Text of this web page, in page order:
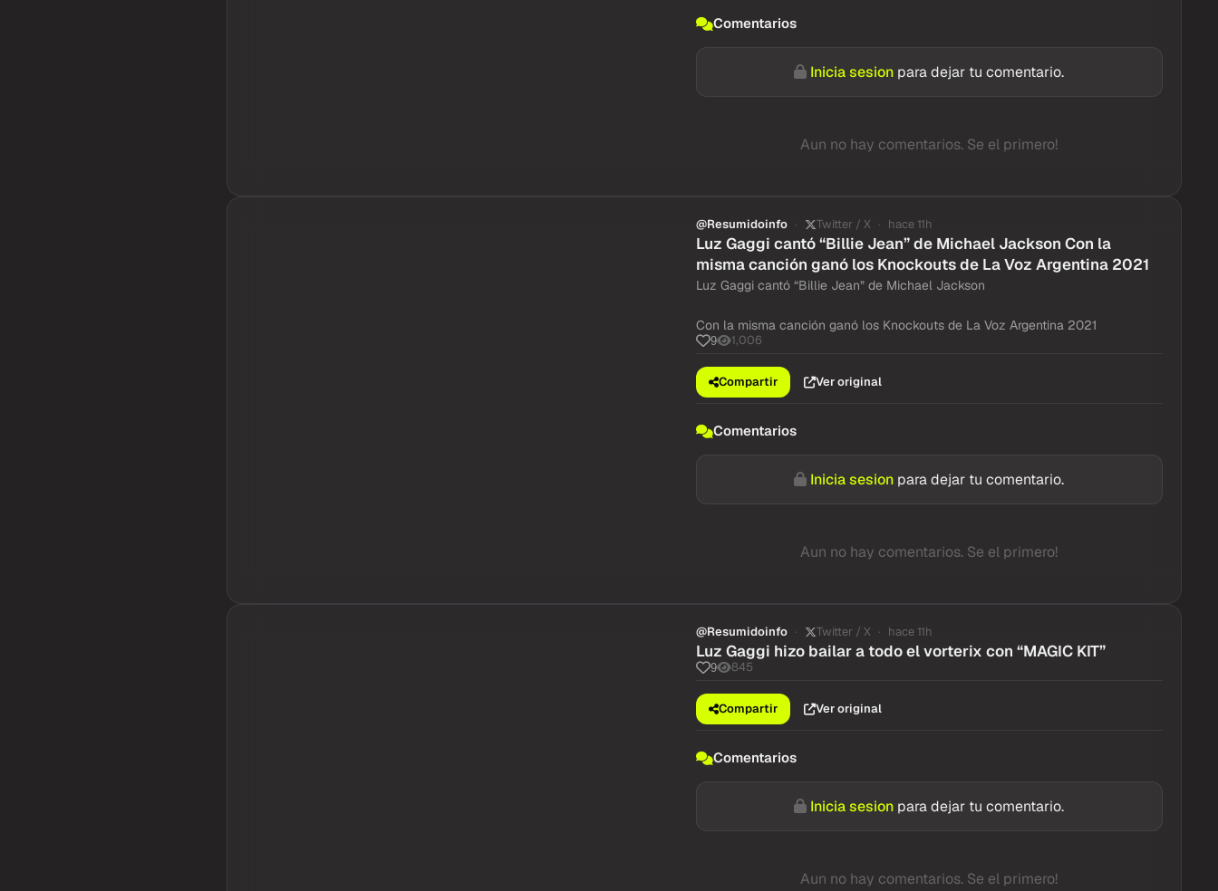
Comentarios
Inicia sesion para dejar tu comentario.
Aun no hay comentarios. Se el primero!
@Resumidoinfo Twitter / X hace 11h
Luz Gaggi cantó “Billie Jean” de Michael Jackson Con la
misma canción ganó los Knockouts de La Voz Argentina 2021
Luz Gaggi cantó “Billie Jean” de Michael Jackson
Con la misma canción ganó los Knockouts de La Voz Argentina 2021
9 1,006
Compartir Ver original
Comentarios
Inicia sesion para dejar tu comentario.
Aun no hay comentarios. Se el primero!
@Resumidoinfo Twitter / X hace 11h
Luz Gaggi hizo bailar a todo el vorterix con “MAGIC KIT”
9 845
Compartir Ver original
Comentarios
Inicia sesion para dejar tu comentario.
Aun no hay comentarios. Se el primero!